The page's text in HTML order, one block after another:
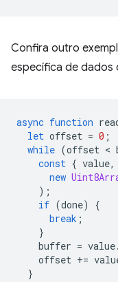
Confira outro
específica de dados
async function
let offset = 0 ;
while (offset <
const { value,
new
);
if (done)
{
break ;
}
buffer = value.
offset +=
}